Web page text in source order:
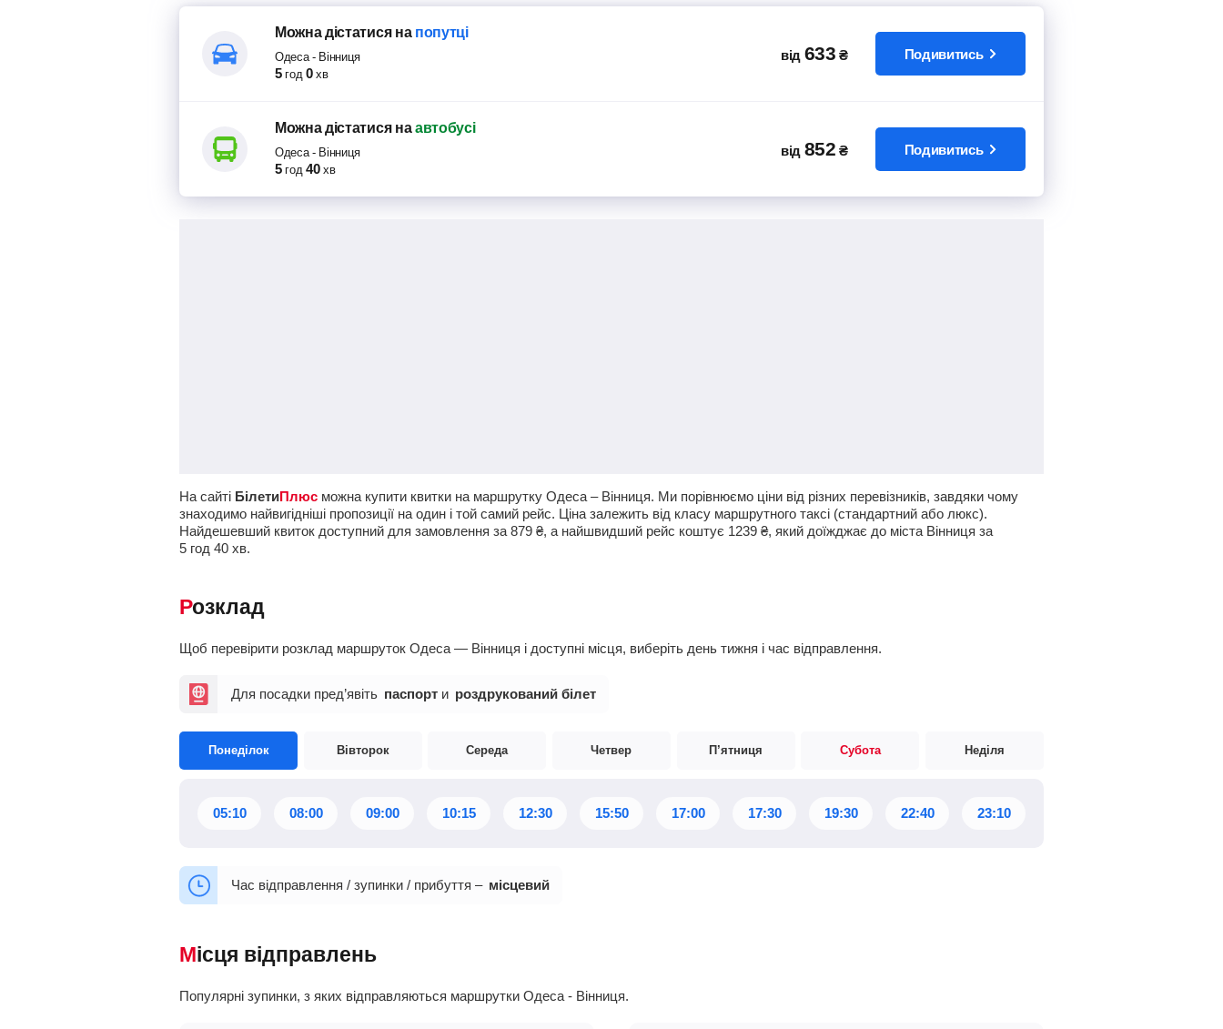
Можна дістатисяна попутці
Одеса- Вінниця
5 год 0 хв
від 633 ₴ Подивитись
Можна дістатисяна автобусі
Одеса- Вінниця
5 год 40 хв
від 852 ₴ Подивитись
На сайті БілетиПлюс можна купити квитки на маршрутку Одеса – Вінниця. Ми порівнюємо ціни від різних перевізників, завдяки чому
знаходимо найвигідніші пропозиції на один і той самий рейс. Ціна залежить від класу маршрутного таксі (стандартний або люкс).
Найдешевший квиток доступний для замовлення за 879 ₴, а найшвидший рейс коштує 1239 ₴, який доїжджає до міста Вінниця за
5 год 40 хв.
Розклад
Щоб перевірити розклад маршруток Одеса — Вінниця і доступні місця, виберіть день тижня і час відправлення.
Для посадки пред’явіть паспорт и роздрукований білет
Понеділок Вівторок Середа Четвер П’ятниця Субота Неділя
05:10 08:00 09:00 10:15 12:30 15:50 17:00 17:30 19:30 22:40 23:10
Час відправлення / зупинки / прибуття – місцевий
Місця відправлень
Популярні зупинки, з яких відправляються маршрутки Одеса - Вінниця.